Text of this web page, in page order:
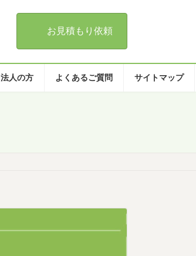
お見積もり依頼
法人の方 よくあるご質問 サイトマップ